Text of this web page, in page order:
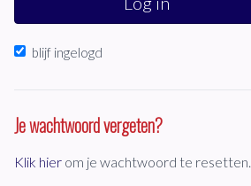
blijf ingelogd
Je wachtwoord vergeten?
Klik hier om je wachtwoord te resetten.